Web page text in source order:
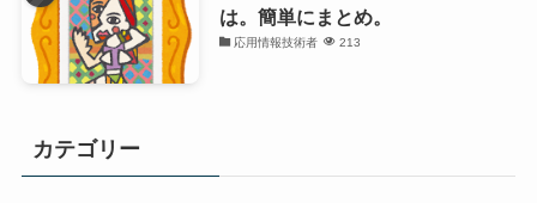
は。簡単にまとめ。
応用情報技術者 213
カテゴリー